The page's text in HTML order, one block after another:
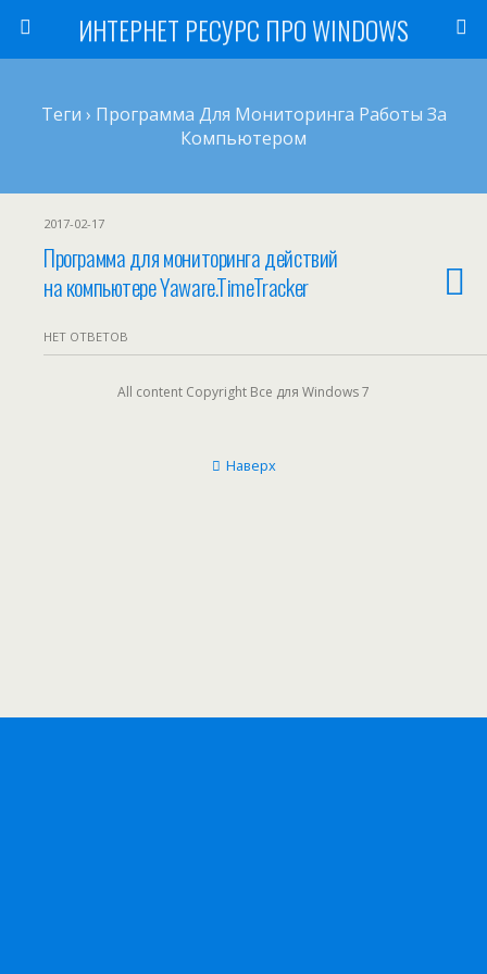
ИНТЕРНЕТ РЕСУРС ПРО WINDOWS
Теги › Программа Для Мониторинга Работы За
Компьютером
2017-02-17
Программа для мониторинга действий
на компьютере Yaware.TimeTracker
НЕТ ОТВЕТОВ
All content Copyright Все для Windows 7
Наверх